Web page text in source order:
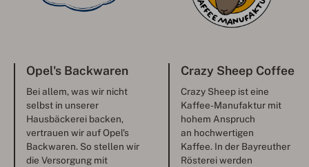
Opel's Backwaren
Bei allem, was wir nicht
selbst in unserer
Hausbäckerei backen,
vertrauen wir auf Opel's
Backwaren. So stellen wir
die Versorgung mit
Crazy Sheep Coffee
Crazy Sheep ist eine
Kaffee-Manufaktur mit
hohem Anspruch
an hochwertigen
Kaffee. In der Bayreuther
Rösterei werden